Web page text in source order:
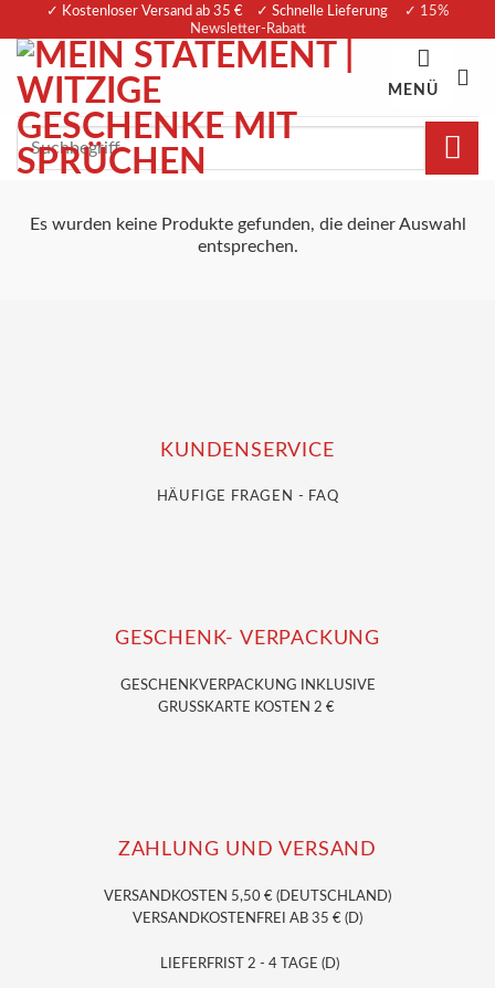
springen
✓ Kostenloser Versand ab 35 € ✓ Schnelle Lieferung
✓ 15%
Newsletter-Rabatt
MENÜ
Suchen
nach:
Es wurden keine Produkte gefunden, die deiner Auswahl
entsprechen.
KUNDENSERVICE
HÄUFIGE FRAGEN - FAQ
GESCHENK- VERPACKUNG
GESCHENKVERPACKUNG
INKLUSIVE
GRUSSKARTE KOSTEN 2 €
ZAHLUNG UND VERSAND
VERSANDKOSTEN 5,50 € (DEUTSCHLAND)
VERSANDKOSTENFREI AB 35 € (D)
LIEFERFRIST 2 - 4 TAGE (D)